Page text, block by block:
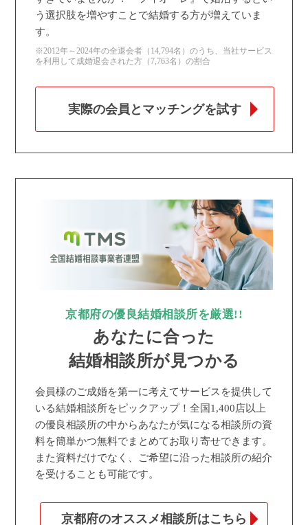
う選択肢を増やすことで結婚する方が増えていま
す。
※2012年～2024年の全退会者（14,794名）のうち、当社サービス
を利用して成婚退会された方（7,763名）の割合
実際の会員とマッチングを試す
京都府の優良結婚相談所を厳選!!
あなたに合った
結婚相談所が見つかる
会員様のご成婚を第一に考えてサービスを提供して
いる結婚相談所をピックアップ！全国1,400店以上
の優良相談所の中からあなたが気になる相談所の資
料を簡単かつ無料でまとめてお取り寄せできます。
また資料だけでなく、ご希望に沿った相談所の紹介
を受けることも可能です。
京都府のオススメ相談所はこちら